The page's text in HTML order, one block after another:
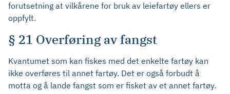
forutsetning at vilkårene for bruk av leiefartøy ellers er
oppfylt.
§ 21 Overføring av fangst
Kvantumet som kan fiskes med det enkelte fartøy kan
ikke overføres til annet fartøy. Det er også forbudt å
motta og å lande fangst som er fisket av et annet fartøy.